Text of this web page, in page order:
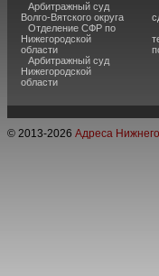
Арбитражный суд
Волго-Вятского округа
Отделение СФР по
Нижегородской
области
Арбитражный суд
Нижегородской
области
© 2013-2026 Адреса